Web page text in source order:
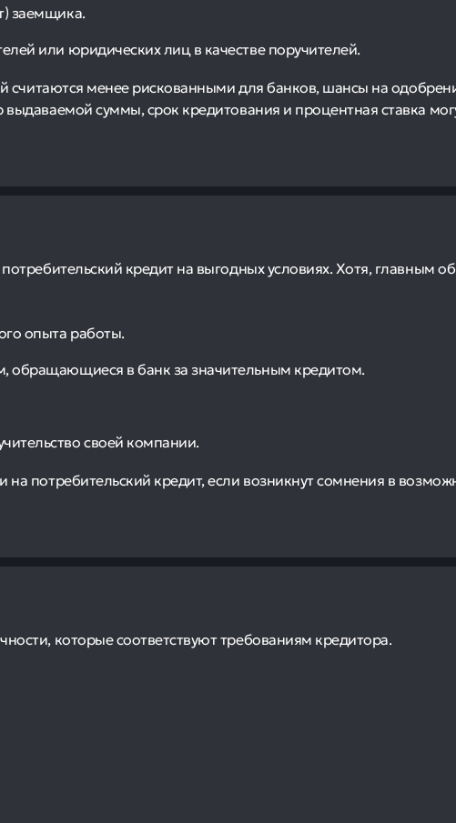
заемщика.
или юридических лиц в качестве поручителей.
считаются менее рискованными для банков, шансы на
суммы, срок кредитования и процентная ставка
кредит на выгодных условиях. Хотя, главным
опыта работы.
обращающиеся в банк за значительным кредитом.
своей компании.
потребительский кредит, если возникнут сомнения в
которые соответствуют требованиям кредитора.